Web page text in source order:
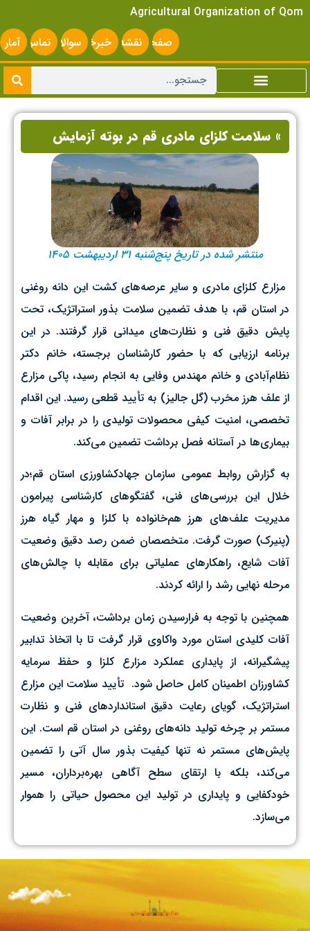
Agricultural Organization of Qom
صفحه
اصلی
نقشه
سایت
خبرخوانسوالات
متداول
تماس
با ما
آمار
» سلامت کلزای مادری قم در بوته آزمایش
منتشر شده در تاریخ پنج‌شنبه ۳۱ اردیبهشت ۱۴۰۵
‌ مزارع کلزای مادری و سایر عرصه‌های کشت این دانه روغنی
در استان قم، با هدف تضمین سلامت بذور استراتژیک، تحت
پایش دقیق فنی و نظارت‌های میدانی قرار گرفتند. در این
برنامه ارزیابی که با حضور کارشناسان برجسته، خانم دکتر
نظام‌آبادی و خانم مهندس وفایی به انجام رسید، پاکی مزارع
از علف هرز مخرب (گل جالیز) به تأیید قطعی رسید. این اقدام
تخصصی، امنیت کیفی محصولات تولیدی را در برابر آفات و
بیماری‌ها در آستانه فصل برداشت تضمین می‌کند. ‌
به گزارش روابط عمومی سازمان جهادکشاورزی استان قم؛در
خلال این بررسی‌های فنی، گفتگوهای کارشناسی پیرامون
مدیریت علف‌های هرز هم‌خانواده با کلزا و مهار گیاه هرز
(پنیرک) صورت گرفت. متخصصان ضمن رصد دقیق وضعیت
آفات شایع، راهکارهای عملیاتی برای مقابله با چالش‌های
مرحله نهایی رشد را ارائه کردند.
همچنین با توجه به فرارسیدن زمان برداشت، آخرین وضعیت
آفات کلیدی استان مورد واکاوی قرار گرفت تا با اتخاذ تدابیر
پیشگیرانه، از پایداری عملکرد مزارع کلزا و حفظ سرمایه
کشاورزان اطمینان کامل حاصل شود. ‌ تأیید سلامت این مزارع
استراتژیک، گویای رعایت دقیق استانداردهای فنی و نظارت
مستمر بر چرخه تولید دانه‌های روغنی در استان قم است. این
پایش‌های مستمر نه تنها کیفیت بذور سال آتی را تضمین
می‌کند، بلکه با ارتقای سطح آگاهی بهره‌برداران، مسیر
خودکفایی و پایداری در تولید این محصول حیاتی را هموار
می‌سازد.